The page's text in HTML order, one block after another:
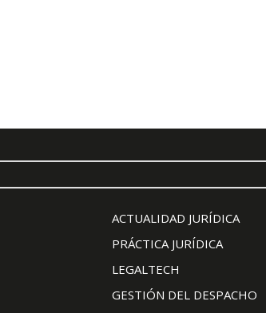
ACTUALIDAD JURÍDICA
PRÁCTICA JURÍDICA
LEGALTECH
GESTIÓN DEL DESPACHO